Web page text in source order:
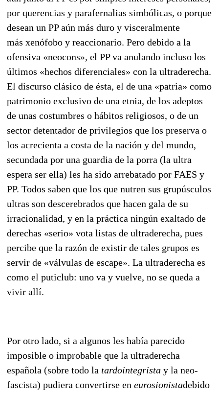
por querencias y parafernalias simbólicas, o porque
desean un PP aún más duro y vis­ceralmente
más xenófobo y reaccionario. Pero debido a la
ofensiva «neocons», el PP va anulando incluso los
últimos «hechos diferenciales» con la ultraderecha.
El discurso clásico de ésta, el de una «patria» como
patrimonio exclusivo de una etnia, de los adeptos
de unas costumbres o hábitos religiosos, o de un
sector detentador de privilegios que los preserva o
los acrecienta a costa de la nación y del mundo,
secundada por una guardia de la porra (la ultra
espera ser ella) les ha sido arre­batado por FAES y
PP. Todos saben que los que nutren sus grupúsculos
ultras son descere­brados que hacen gala de su
irracionalidad, y en la práctica ningún exaltado de
derechas «serio» vota listas de ultraderecha, pues
percibe que la razón de existir de tales grupos es
servir de «válvu­las de escape». La ultraderecha es
como el puticlub: uno va y vuelve, no se queda a
vivir allí.
Por otro lado, si a algunos les había parecido
imposible o improbable que la ultraderecha
española (sobre todo la tardointegrista y la neo-
fascista) pudiera convertirse en eurosionistadebido